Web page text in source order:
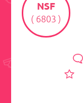
NSF
( 6803 )